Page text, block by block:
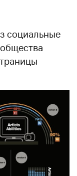
социальные